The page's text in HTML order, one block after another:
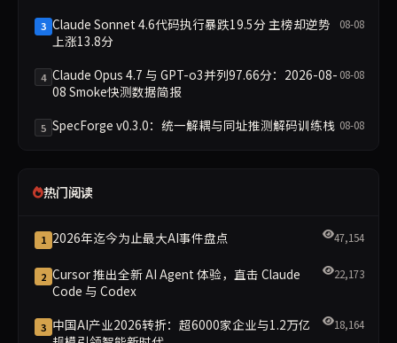
3 Claude Sonnet 4.6代码执行暴跌19.5分 主榜却逆势
上涨13.8分
08-08
4 Claude Opus 4.7 与 GPT-o3并列97.66分：2026-08-
08 Smoke快测数据简报
08-08
5 SpecForge v0.3.0：统一解耦与同址推测解码训练栈 08-08
热门阅读
1 2026年迄今为止最大AI事件盘点 47,154
2 Cursor 推出全新 AI Agent 体验，直击 Claude
Code 与 Codex
22,173
3 中国AI产业2026转折：超6000家企业与1.2万亿
18,164